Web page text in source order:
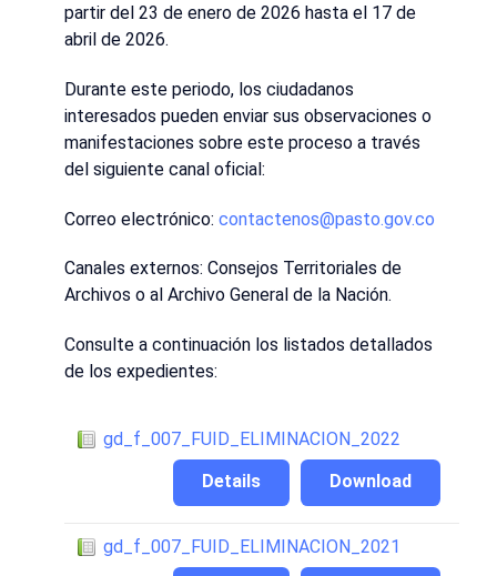
partir del 23 de enero de 2026 hasta el 17 de
abril de 2026.
Durante este periodo, los ciudadanos
interesados pueden enviar sus observaciones o
manifestaciones sobre este proceso a través
del siguiente canal oficial:
Correo electrónico: contactenos@pasto.gov.co
Canales externos: Consejos Territoriales de
Archivos o al Archivo General de la Nación.
Consulte a continuación los listados detallados
de los expedientes:
gd_f_007_FUID_ELIMINACION_2022
Download
Details
gd_f_007_FUID_ELIMINACION_2021